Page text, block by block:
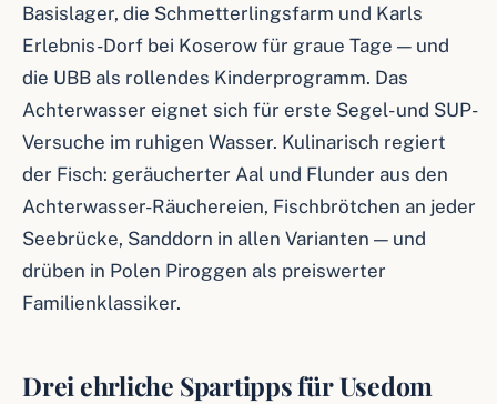
Basislager, die Schmetterlingsfarm und Karls
Erlebnis-Dorf bei Koserow für graue Tage — und
die UBB als rollendes Kinderprogramm. Das
Achterwasser eignet sich für erste Segel- und SUP-
Versuche im ruhigen Wasser. Kulinarisch regiert
der Fisch: geräucherter Aal und Flunder aus den
Achterwasser-Räuchereien, Fischbrötchen an jeder
Seebrücke, Sanddorn in allen Varianten — und
drüben in Polen Piroggen als preiswerter
Familienklassiker.
Drei ehrliche Spartipps für Usedom